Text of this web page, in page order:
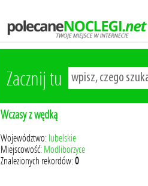
Zacznij tu
Wczasy z wędką
Województwo: lubelskie
Miejscowość: Modliborzyce
Znalezionych rekordów:0